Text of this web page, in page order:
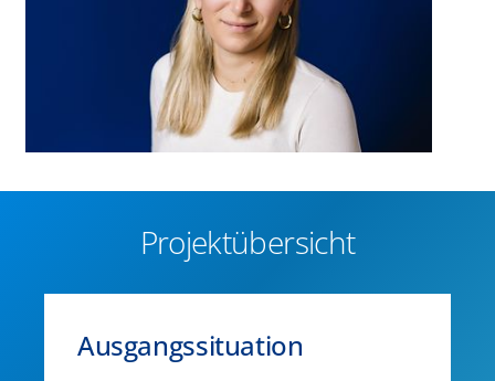
Projektübersicht
Ausgangssituation